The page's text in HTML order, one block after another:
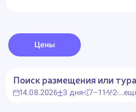
Цены
Поиск размещения или
14.08.2026 3 дня 7–11 2